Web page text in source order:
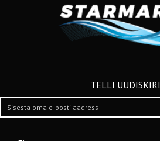
TELLI UUDISKIRI